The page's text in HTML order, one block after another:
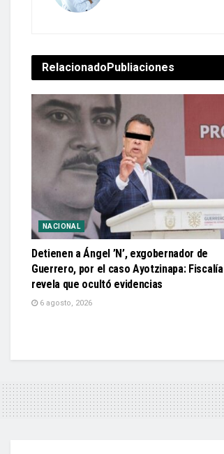
RelacionadoPubliaciones
NACIONAL
Detienen a Ángel ’N’, exgobernador de
Guerrero, por el caso Ayotzinapa: Fiscalía
revela que ocultó evidencias
6 agosto, 2026